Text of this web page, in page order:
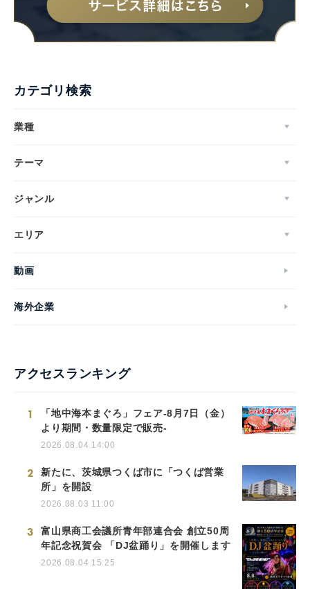
カテゴリ検索
業種
テーマ
ジャンル
エリア
動画
海外企業
アクセスランキング
1
「地中海本まぐろ」フェア-8月7日（金）
より期間・数量限定で販売-
2026.08.04 14:00
2
新たに、茨城県つくば市に「つくば営業
所」を開設
2026.08.03 11:00
3
富山県商工会議所青年部連合会 創立50周
年記念祝賀会 「DJ盆踊り」を開催します
2026.08.04 15:25